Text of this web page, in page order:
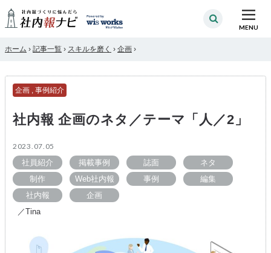
MENU
ホーム › 記事一覧 › スキルを磨く › 企画 ›
企画 , 事例紹介
社内報 企画のネタ／テーマ「人／2」
2023.07.05
社員紹介
掲載事例 誌面
ネタ
制作
Web社内報 事例
編集
社内報
企画
／Tina